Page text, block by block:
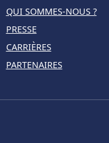
QUI SOMMES-NOUS ?
PRESSE
CARRIÈRES
PARTENAIRES